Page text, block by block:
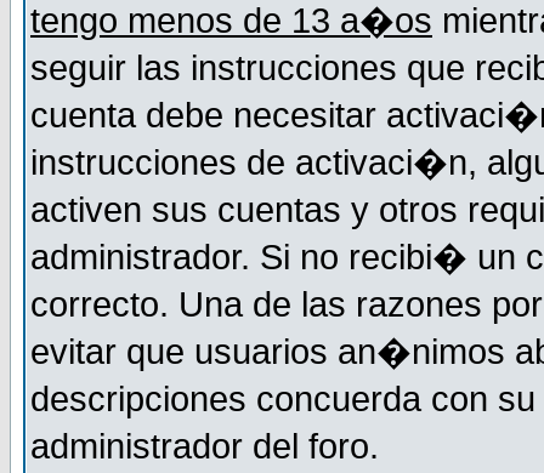
tengo menos de 13 a�os
seguir las instrucciones que
cuenta debe necesitar
instrucciones de activaci�n,
activen sus cuentas y otros
administrador. Si no recibi� un
correcto. Una de las razones
evitar que usuarios an�nimos
descripciones concuerda con
administrador del foro.